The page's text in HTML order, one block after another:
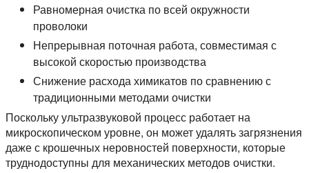
Равномерная очистка по всей окружности
проволоки
Непрерывная поточная работа, совместимая с
высокой скоростью производства
Снижение расхода химикатов по сравнению с
традиционными методами очистки
Поскольку ультразвуковой процесс работает на
микроскопическом уровне, он может удалять загрязнения
даже с крошечных неровностей поверхности, которые
труднодоступны для механических методов очистки.